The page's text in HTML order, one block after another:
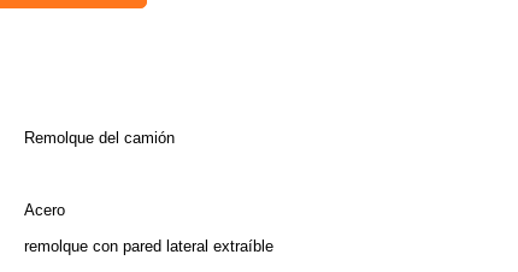
Remolque del camión
Acero
remolque con pared lateral extraíble